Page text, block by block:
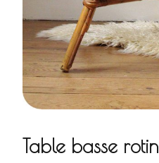
Table basse rotin